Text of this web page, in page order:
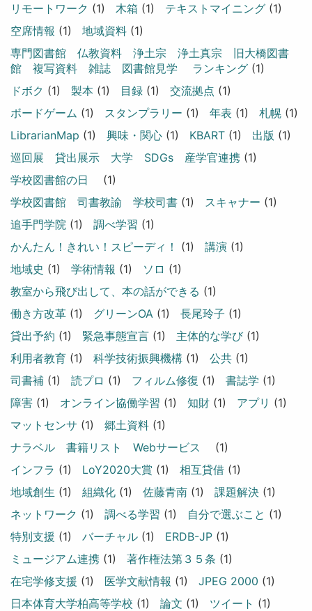
リモートワーク (1) 木箱 (1) テキストマイニング(1)
空席情報 (1) 地域資料(1)
専門図書館 仏教資料 浄土宗 浄土真宗 旧大橋図書
館 複写資料 雑誌 図書館見学 ランキング(1)
ドボク (1) 製本(1) 目録(1) 交流拠点 (1)
ボードゲーム (1) スタンプラリー (1) 年表 (1) 札幌(1)
LibrarianMap (1) 興味・関心(1) KBART(1) 出版 (1)
巡回展 貸出展示 大学 SDGs 産学官連携(1)
学校図書館の日
(1)
学校図書館 司書教諭 学校司書(1) スキャナー (1)
追手門学院(1) 調べ学習 (1)
かんたん！きれい！スピーディ！
(1) 講演(1)
地域史 (1) 学術情報 (1) ソロ (1)
教室から飛び出して、本の話ができる (1)
働き方改革(1) グリーンOA(1) 長尾玲子 (1)
貸出予約 (1) 緊急事態宣言(1) 主体的な学び(1)
利用者教育(1) 科学技術振興機構(1) 公共(1)
司書補(1) 読プロ (1) フィルム修復 (1) 書誌学 (1)
障害(1) オンライン協働学習 (1) 知財(1) アプリ (1)
マットセンサ (1) 郷土資料(1)
ナラベル 書籍リスト Webサービス
(1)
インフラ (1) LoY2020大賞 (1) 相互貸借(1)
地域創生 (1) 組織化(1) 佐藤青南(1) 課題解決(1)
ネットワーク (1) 調べる学習 (1) 自分で選ぶこと (1)
特別支援 (1) バーチャル(1) ERDB-JP(1)
ミュージアム連携(1) 著作権法第３５条 (1)
在宅学修支援 (1) 医学文献情報 (1) JPEG 2000 (1)
日本体育大学柏高等学校 (1) 論文 (1) ツイート (1)